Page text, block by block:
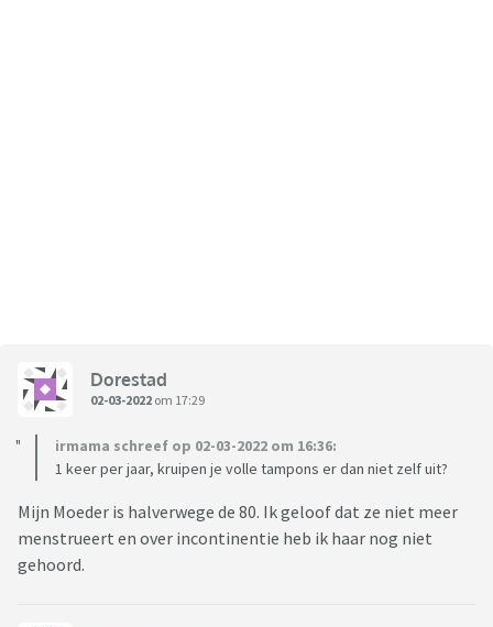
Dorestad
02-03-2022 om 17:29
irmama schreef op 02-03-2022 om 16:36:
1 keer per jaar, kruipen je volle tampons er dan niet zelf uit?
Mijn Moeder is halverwege de 80. Ik geloof dat ze niet meer
menstrueert en over incontinentie heb ik haar nog niet
gehoord.